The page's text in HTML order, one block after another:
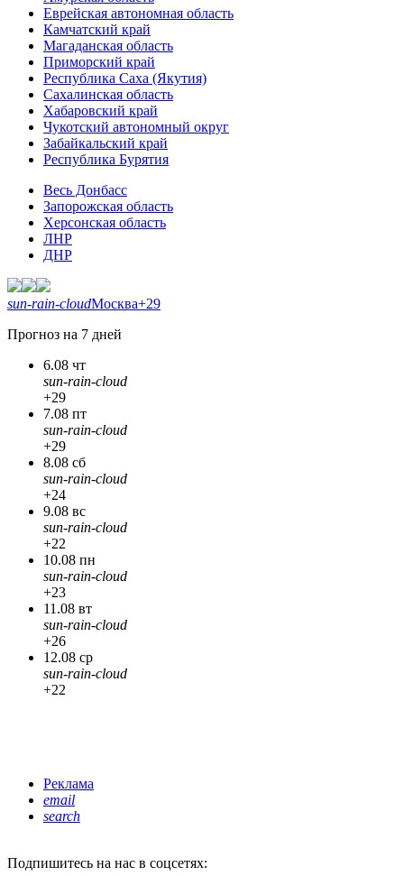
Еврейская автономная область
Камчатский край
Магаданская область
Приморский край
Республика Саха (Якутия)
Сахалинская область
Хабаровский край
Чукотский автономный округ
Забайкальский край
Республика Бурятия
Весь Донбасс
Запорожская область
Херсонская область
ЛНР
ДНР
sun-rain-cloudМосква+29
Прогноз на 7 дней
6.08 чт
sun-rain-cloud
+29
7.08 пт
sun-rain-cloud
+29
8.08 сб
sun-rain-cloud
+24
9.08 вс
sun-rain-cloud
+22
10.08 пн
sun-rain-cloud
+23
11.08 вт
sun-rain-cloud
+26
12.08 ср
sun-rain-cloud
+22
Реклама
email
search
Подпишитесь на нас в соцсетях: